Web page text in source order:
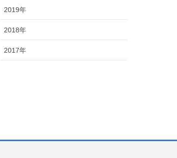
2019年
2018年
2017年